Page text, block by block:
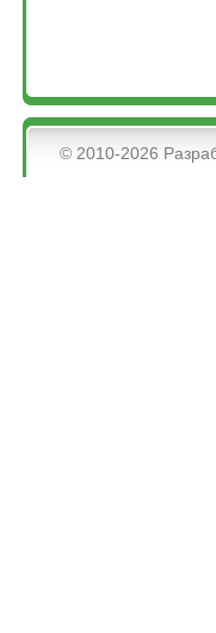
&bsps;
© 2010-2026